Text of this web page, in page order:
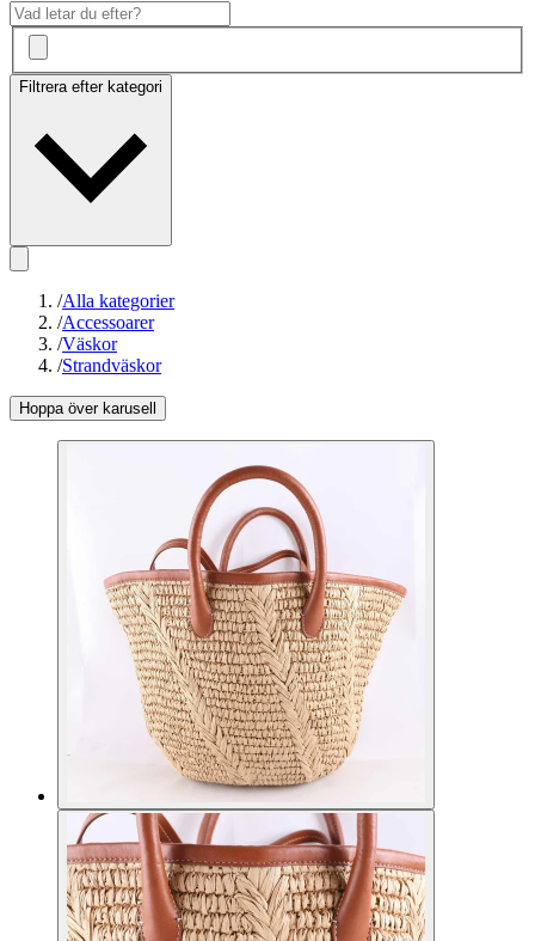
Filtrera efter kategori
/Alla kategorier
/Accessoarer
/Väskor
/Strandväskor
Hoppa över karusell